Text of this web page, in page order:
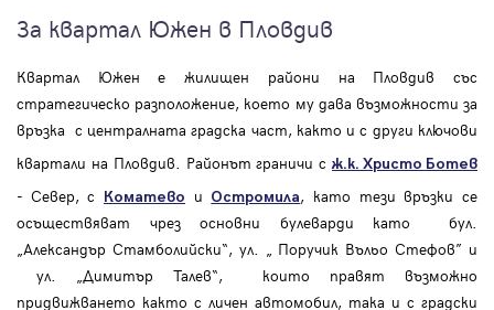
За квартал Южен в Пловдив
Квартал Южен е жилищен райони на Пловдив със
стратегическо разположение, което му дава възможности за
връзка с централната градска част, както и с други ключови
квартали на Пловдив. Районът граничи сж.к. Христо Ботев
- Север, с Коматево и Остромила, като тези връзки се
осъществяват чрез основни булеварди като бул.
„Александър Стамболийски“, ул. „ Поручик Въльо Стефов” и
ул. „Димитър Талев“, които правят възможно
придвижването както с личен автомобил, така и с градски